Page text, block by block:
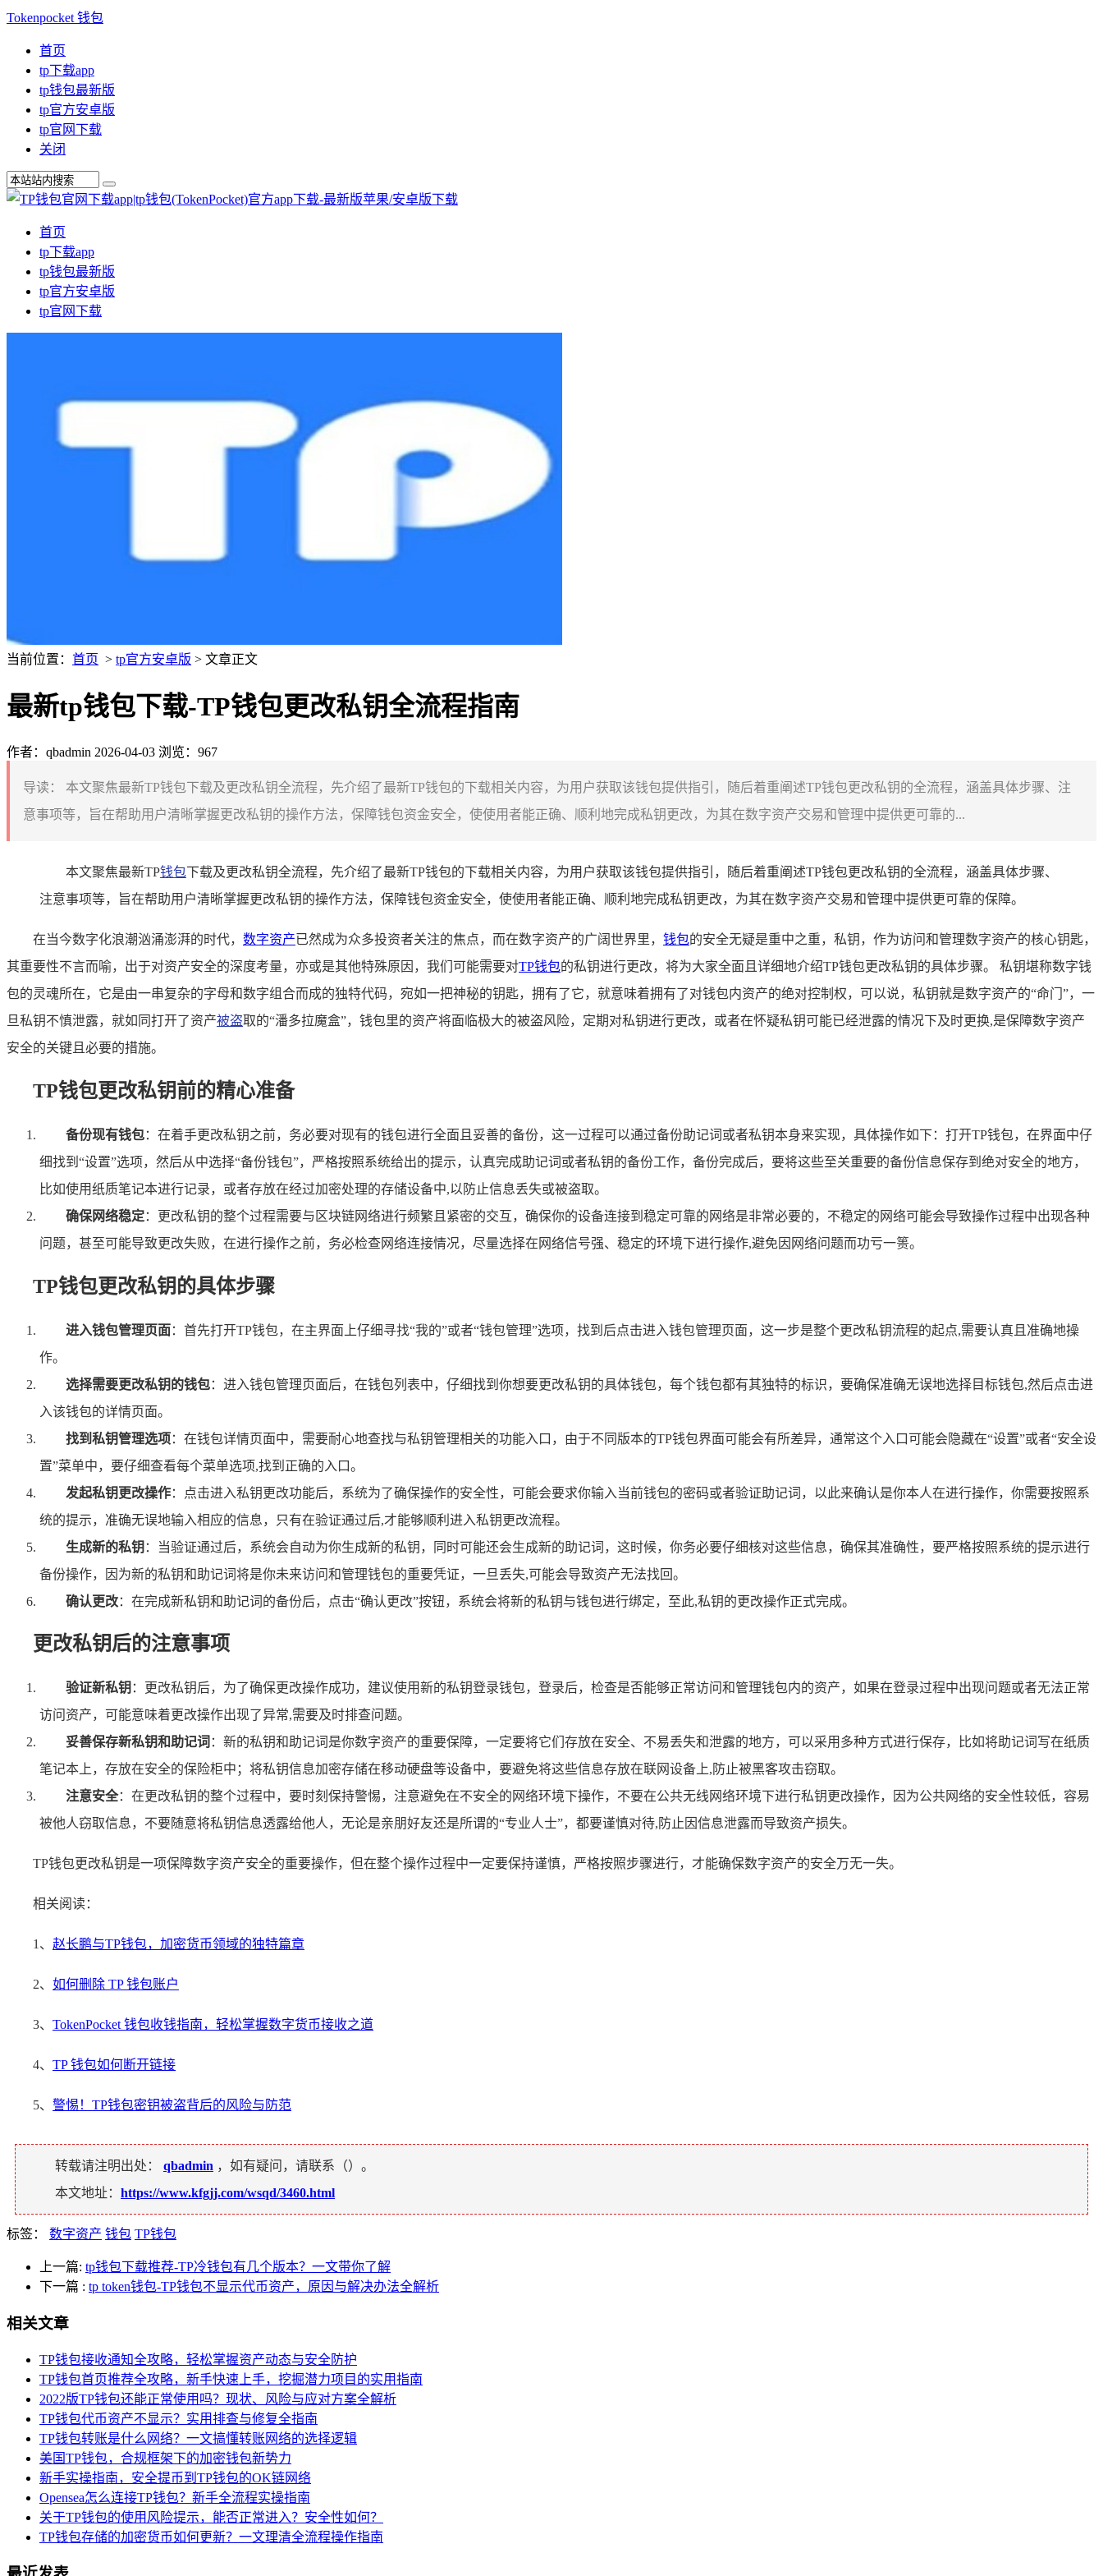
Tokenpocket 钱包
首页
tp下载app
tp钱包最新版
tp官方安卓版
tp官网下载
关闭
首页
tp下载app
tp钱包最新版
tp官方安卓版
tp官网下载
当前位置： 首页 > tp官方安卓版 > 文章正文
最新tp钱包下载-TP钱包更改私钥全流程指南
作者：qbadmin 2026-04-03 浏览：967
导读：
本文聚焦最新TP钱包下载及更改私钥全流程，先介绍了最新TP钱包的下载相关内容，为用户获取该钱包提供指引，随后着重阐述TP钱包更改私钥的全流程，涵盖具体步骤、注
意事项等，旨在帮助用户清晰掌握更改私钥的操作方法，保障钱包资金安全，使使用者能正确、顺利地完成私钥更改，为其在数字资产交易和管理中提供更可靠的...
本文聚焦最新TP钱包下载及更改私钥全流程，先介绍了最新TP钱包的下载相关内容，为用户获取该钱包提供指引，随后着重阐述TP钱包更改私钥的全流程，涵盖具体步骤、
注意事项等，旨在帮助用户清晰掌握更改私钥的操作方法，保障钱包资金安全，使使用者能正确、顺利地完成私钥更改，为其在数字资产交易和管理中提供更可靠的保障。
在当今数字化浪潮汹涌澎湃的时代， 数字资产已然成为众多投资者关注的焦点，而在数字资产的广阔世界里， 钱包的安全无疑是重中之重，私钥，作为访问和管理数字资产的核心钥匙，
其重要性不言而喻，出于对资产安全的深度考量，亦或是其他特殊原因，我们可能需要对TP钱包的私钥进行更改，将为大家全面且详细地介绍TP钱包更改私钥的具体步骤。 私钥堪称数字钱
包的灵魂所在，它是由一串复杂的字母和数字组合而成的独特代码，宛如一把神秘的钥匙，拥有了它，就意味着拥有了对钱包内资产的绝对控制权，可以说，私钥就是数字资产的“命门”，一
旦私钥不慎泄露，就如同打开了资产被盗取的“潘多拉魔盒”，钱包里的资产将面临极大的被盗风险，定期对私钥进行更改，或者在怀疑私钥可能已经泄露的情况下及时更换,是保障数字资产
安全的关键且必要的措施。
TP钱包更改私钥前的精心准备
备份现有钱包：在着手更改私钥之前，务必要对现有的钱包进行全面且妥善的备份，这一过程可以通过备份助记词或者私钥本身来实现，具体操作如下：打开TP钱包，在界面中仔
细找到“设置”选项，然后从中选择“备份钱包”，严格按照系统给出的提示，认真完成助记词或者私钥的备份工作，备份完成后，要将这些至关重要的备份信息保存到绝对安全的地方，
比如使用纸质笔记本进行记录，或者存放在经过加密处理的存储设备中,以防止信息丢失或被盗取。
确保网络稳定：更改私钥的整个过程需要与区块链网络进行频繁且紧密的交互，确保你的设备连接到稳定可靠的网络是非常必要的，不稳定的网络可能会导致操作过程中出现各种
问题，甚至可能导致更改失败，在进行操作之前，务必检查网络连接情况，尽量选择在网络信号强、稳定的环境下进行操作,避免因网络问题而功亏一篑。
TP钱包更改私钥的具体步骤
进入钱包管理页面：首先打开TP钱包，在主界面上仔细寻找“我的”或者“钱包管理”选项，找到后点击进入钱包管理页面，这一步是整个更改私钥流程的起点,需要认真且准确地操
作。
选择需要更改私钥的钱包：进入钱包管理页面后，在钱包列表中，仔细找到你想要更改私钥的具体钱包，每个钱包都有其独特的标识，要确保准确无误地选择目标钱包,然后点击进
入该钱包的详情页面。
找到私钥管理选项 ：在钱包详情页面中，需要耐心地查找与私钥管理相关的功能入口，由于不同版本的TP钱包界面可能会有所差异，通常这个入口可能会隐藏在“设置”或者“安全设
置”菜单中，要仔细查看每个菜单选项,找到正确的入口。
发起私钥更改操作：点击进入私钥更改功能后，系统为了确保操作的安全性，可能会要求你输入当前钱包的密码或者验证助记词，以此来确认是你本人在进行操作，你需要按照系
统的提示，准确无误地输入相应的信息，只有在验证通过后,才能够顺利进入私钥更改流程。
生成新的私钥 ：当验证通过后，系统会自动为你生成新的私钥，同时可能还会生成新的助记词，这时候，你务必要仔细核对这些信息，确保其准确性，要严格按照系统的提示进行
备份操作，因为新的私钥和助记词将是你未来访问和管理钱包的重要凭证，一旦丢失,可能会导致资产无法找回。
确认更改：在完成新私钥和助记词的备份后，点击“确认更改”按钮，系统会将新的私钥与钱包进行绑定，至此,私钥的更改操作正式完成。
更改私钥后的注意事项
验证新私钥 ：更改私钥后，为了确保更改操作成功，建议使用新的私钥登录钱包，登录后，检查是否能够正常访问和管理钱包内的资产，如果在登录过程中出现问题或者无法正常
访问资产，可能意味着更改操作出现了异常,需要及时排查问题。
妥善保存新私钥和助记词 ：新的私钥和助记词是你数字资产的重要保障，一定要将它们存放在安全、不易丢失和泄露的地方，可以采用多种方式进行保存，比如将助记词写在纸质
笔记本上，存放在安全的保险柜中；将私钥信息加密存储在移动硬盘等设备中，要避免将这些信息存放在联网设备上,防止被黑客攻击窃取。
注意安全：在更改私钥的整个过程中，要时刻保持警惕，注意避免在不安全的网络环境下操作，不要在公共无线网络环境下进行私钥更改操作，因为公共网络的安全性较低，容易
被他人窃取信息，不要随意将私钥信息透露给他人，无论是亲朋好友还是所谓的“专业人士”，都要谨慎对待,防止因信息泄露而导致资产损失。
TP钱包更改私钥是一项保障数字资产安全的重要操作，但在整个操作过程中一定要保持谨慎，严格按照步骤进行，才能确保数字资产的安全万无一失。
相关阅读：
1、 赵长鹏与TP钱包，加密货币领域的独特篇章
2、 如何删除 TP 钱包账户
3、 TokenPocket 钱包收钱指南，轻松掌握数字货币接收之道
4、 TP 钱包如何断开链接
5、 警惕！TP钱包密钥被盗背后的风险与防范
转载请注明出处： qbadmin ，如有疑问，请联系（）。
本文地址： https://www.kfgjj.com/wsqd/3460.html
标签： 数字资产 钱包 TP钱包
上一篇: tp钱包下载推荐-TP冷钱包有几个版本？一文带你了解
下一篇 : tp token钱包-TP钱包不显示代币资产，原因与解决办法全解析
相关文章
TP钱包接收通知全攻略，轻松掌握资产动态与安全防护
TP钱包首页推荐全攻略，新手快速上手，挖掘潜力项目的实用指南
2022版TP钱包还能正常使用吗？现状、风险与应对方案全解析
TP钱包代币资产不显示？实用排查与修复全指南
TP钱包转账是什么网络？一文搞懂转账网络的选择逻辑
美国TP钱包，合规框架下的加密钱包新势力
新手实操指南，安全提币到TP钱包的OK链网络
Opensea怎么连接TP钱包？新手全流程实操指南
关于TP钱包的使用风险提示，能否正常进入？安全性如何？
TP钱包存储的加密货币如何更新？一文理清全流程操作指南